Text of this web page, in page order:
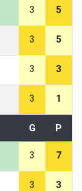
3 5
3 5
3 3
3 1
G P
3 7
3 3